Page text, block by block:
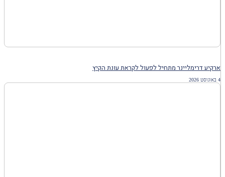
ארקיע דרימליינר מתחיל לפעול לקראת עונת הקיץ
4 באוגוסט 2026